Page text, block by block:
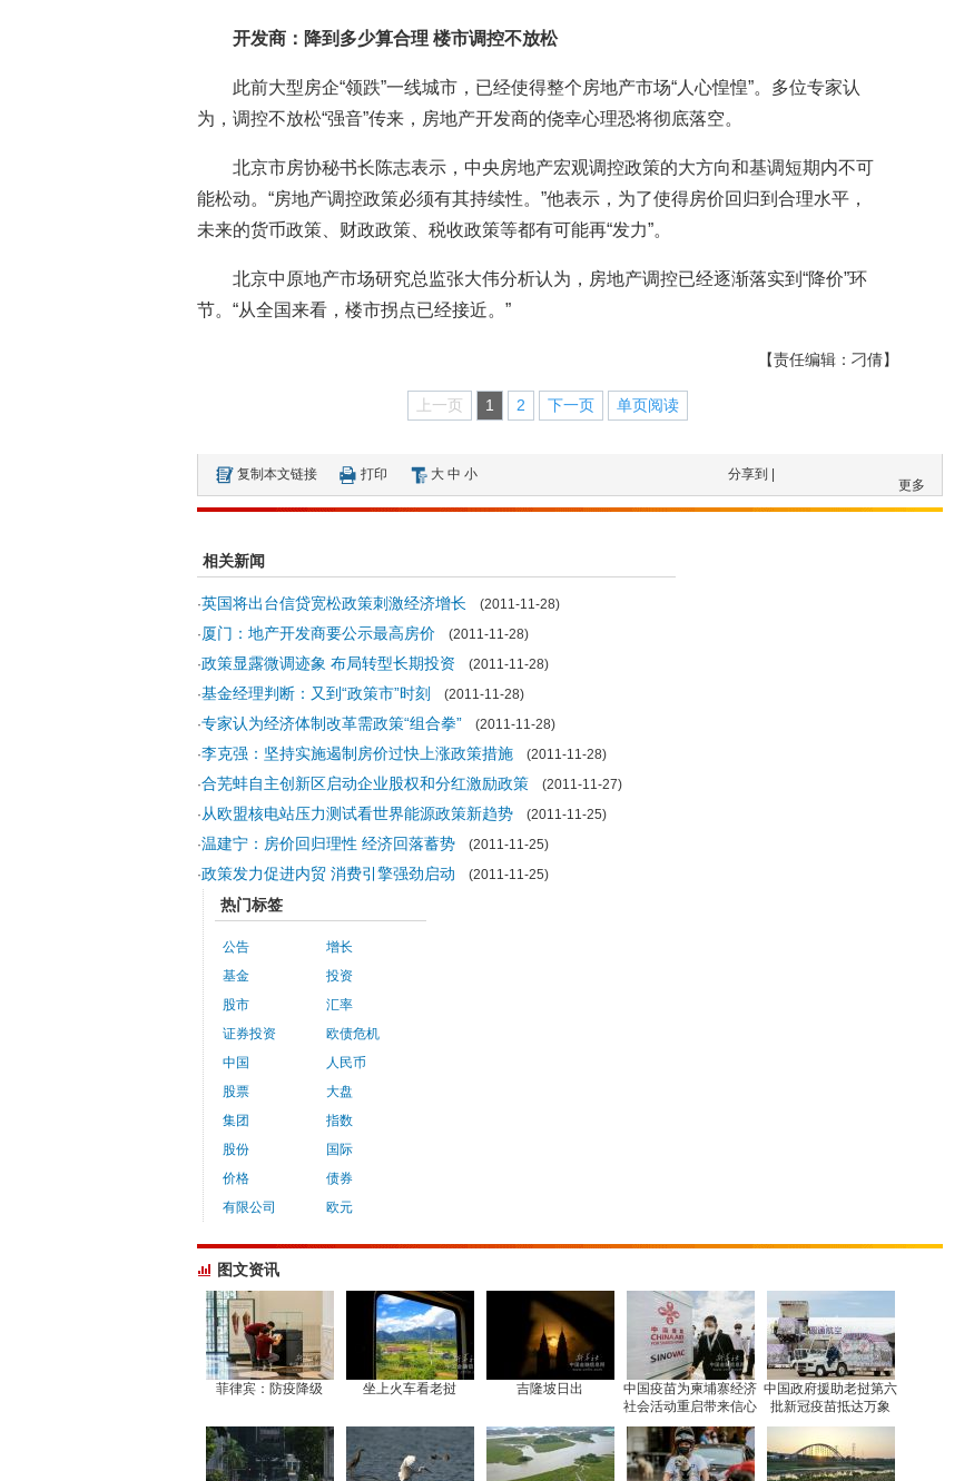
开发商：降到多少算合理 楼市调控不放松
此前大型房企“领跌”一线城市，已经使得整个房地产市场“人心惶惶”。多位专家认
为，调控不放松“强音”传来，房地产开发商的侥幸心理恐将彻底落空。
北京市房协秘书长陈志表示，中央房地产宏观调控政策的大方向和基调短期内不可
能松动。“房地产调控政策必须有其持续性。”他表示，为了使得房价回归到合理水平，
未来的货币政策、财政政策、税收政策等都有可能再“发力”。
北京中原地产市场研究总监张大伟分析认为，房地产调控已经逐渐落实到“降价”环
节。“从全国来看，楼市拐点已经接近。”
【责任编辑：刁倩】
上一页 1 2 下一页 单页阅读
复制本文链接 打印 大 中 小 分享到 |
更多
相关新闻
·英国将出台信贷宽松政策刺激经济增长 (2011-11-28)
· 厦门：地产开发商要公示最高房价 (2011-11-28)
·政策显露微调迹象 布局转型长期投资 (2011-11-28)
·基金经理判断：又到“政策市”时刻
(2011-11-28)
·专家认为经济体制改革需政策“组合拳” (2011-11-28)
·李克强：坚持实施遏制房价过快上涨政策措施 (2011-11-28)
·合芜蚌自主创新区启动企业股权和分红激励政策 (2011-11-27)
· 从欧盟核电站压力测试看世界能源政策新趋势 (2011-11-25)
·温建宁：房价回归理性 经济回落蓄势 (2011-11-25)
·政策发力促进内贸 消费引擎强劲启动 (2011-11-25)
热门标签
公告
基金
股市
证券投资
中国
股票
集团
股份
价格
有限公司
增长
投资
汇率
欧债危机
人民币
大盘
指数
国际
债券
欧元
图文资讯
菲律宾：防疫降级 坐上火车看老挝 吉隆坡日出
中国疫苗为柬埔寨经济
社会活动重启带来信心
中国政府援助老挝第六
批新冠疫苗抵达万象